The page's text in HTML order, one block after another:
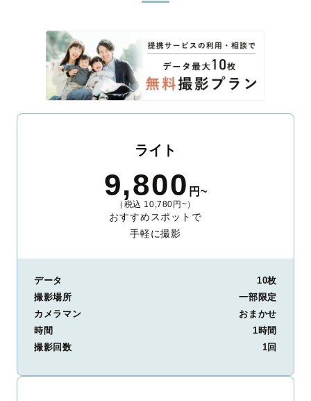
ライト
9,800 円~
（税込 10,780円~）
おすすめスポットで
手軽に撮影
データ
10枚
撮影場所
一部限定
カメラマン
おまかせ
時間
1時間
撮影回数
1回